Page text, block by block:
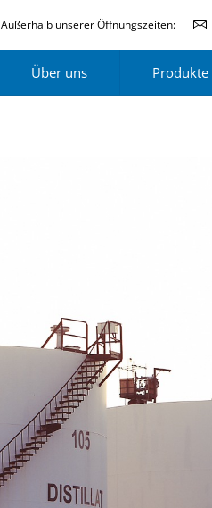
Außerhalb unserer Öffnungszeiten:
Über uns Produkte